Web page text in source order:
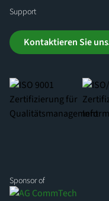
Support
Kontaktieren Sie uns
Sponsor of